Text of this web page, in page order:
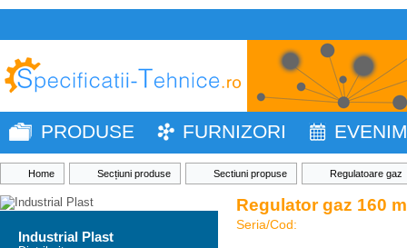
PRODUSE FURNIZORI
Home Secțiuni produse Sectiuni propuse Regulatoare gaz
Industrial Plast
Regulator gaz 160
Seria/Cod: